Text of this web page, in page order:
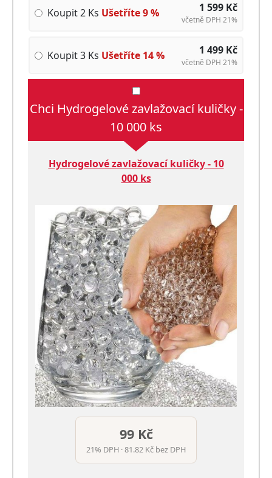
Koupit 2 Ks Ušetříte9% 1 599 Kč
včetně DPH 21%
Koupit 3 Ks Ušetříte 14% 1 499 Kč
včetně DPH 21%
Chci Hydrogelové zavlažovací kuličky -
10 000 ks
Hydrogelové zavlažovací kuličky - 10
000 ks
99 Kč
21% DPH · 81.82 Kč bez DPH